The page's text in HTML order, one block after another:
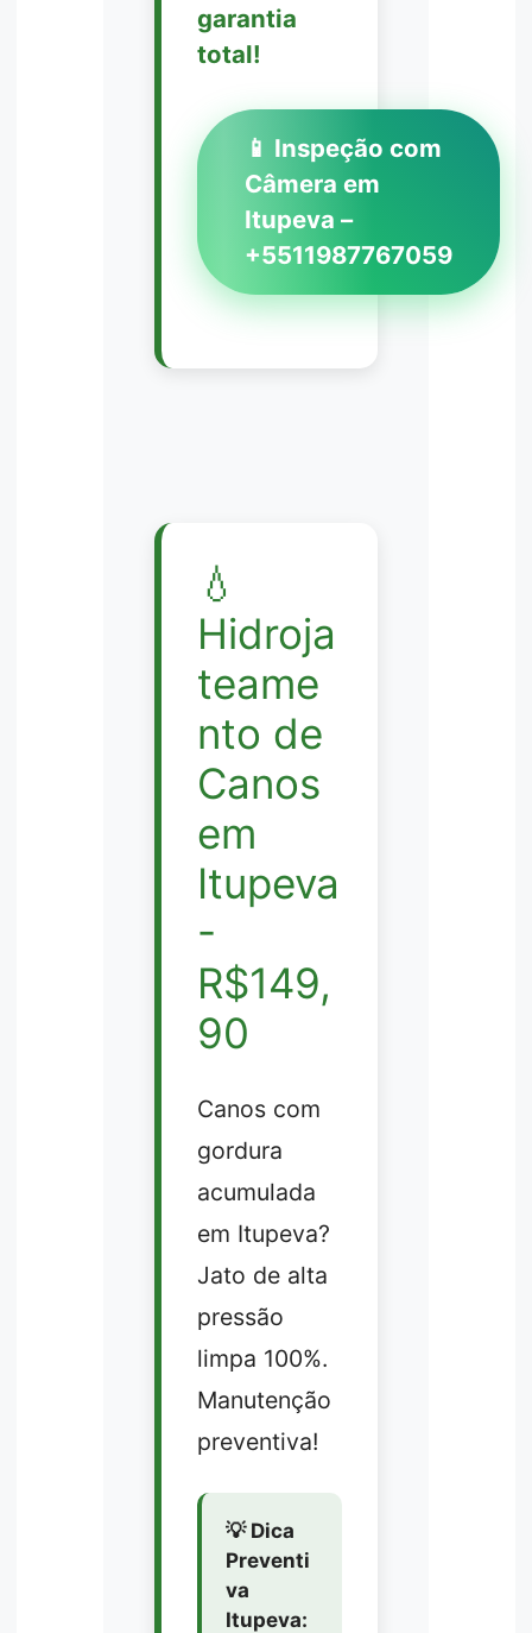
garantia
total!
📱 Inspeção com
Câmera em
Itupeva –
+5511987767059
💧
Hidroja
teame
nto de
Canos
em
Itupeva
-
R$149,
90
Canos com
gordura
acumulada
em Itupeva?
Jato de alta
pressão
limpa 100%.
Manutenção
preventiva!
💡 Dica
Preventi
va
Itupeva: